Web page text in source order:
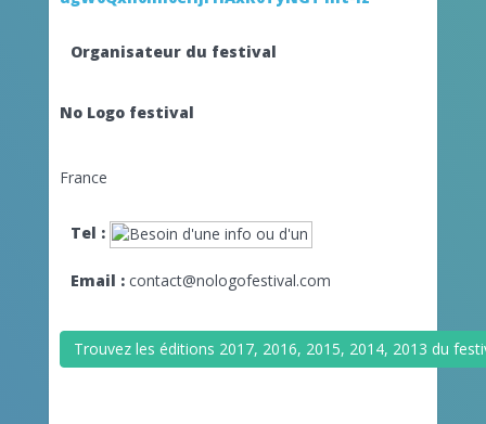
Organisateur du festival
No Logo festival
France
Tel :
Email : contact@nologofestival.com
Trouvez les éditions 2017, 2016, 2015, 2014, 2013 du